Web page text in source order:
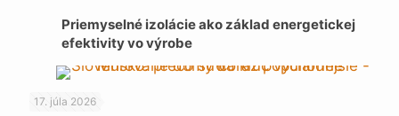
Priemyselné izolácie ako základ energetickej
efektivity vo výrobe
17. júla 2026